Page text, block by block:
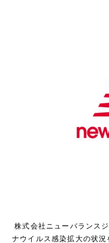
株式会社ニューバランス
ナウイルス感染拡大の状